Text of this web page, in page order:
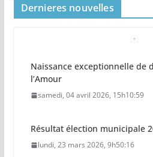
Dernieres nouvelles
Naissance exceptionnelle de
l’Amour
samedi, 04 avril 2026, 15h10:59
Résultat élection municipale
lundi, 23 mars 2026, 9h50:16